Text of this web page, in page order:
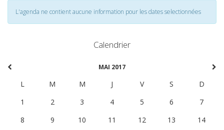
L'agenda ne contient aucune information pour les dates selectionnées
Calendrier
MAI 2017
L M M J V S
D
1
2 3 4 5 6
7
8
9 10 11 12 13
14